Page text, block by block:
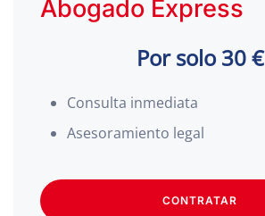
Abogado Express
Por solo 30 €
Consulta inmediata
Asesoramiento legal
CONTRATAR